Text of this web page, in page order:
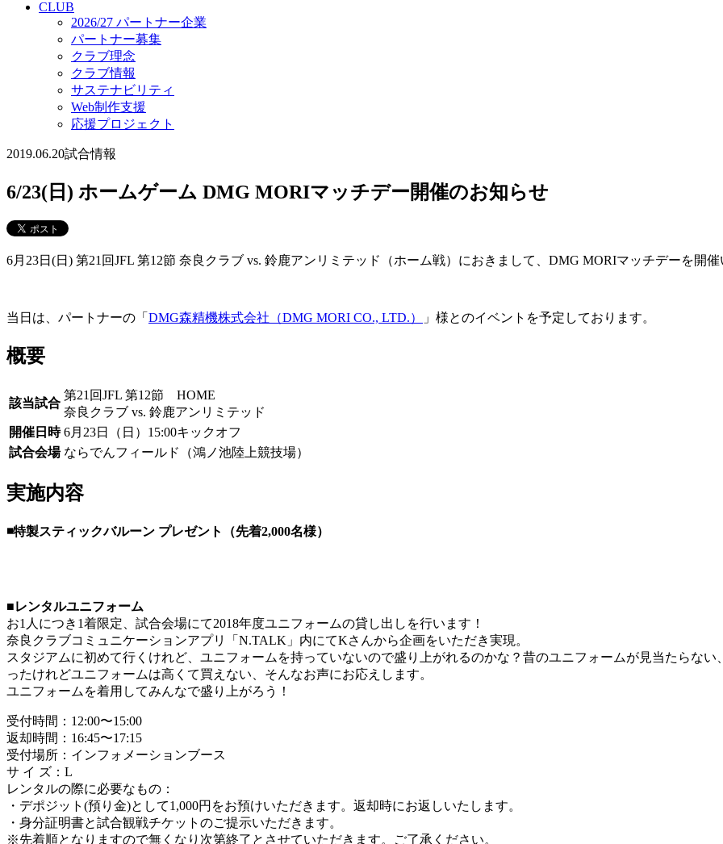
CLUB
2026/27 パートナー企業
パートナー募集
クラブ理念
クラブ情報
サステナビリティ
Web制作支援
応援プロジェクト
2019.06.20試合情報
6/23(日) ホームゲーム DMG MORIマッチデー開催のお知らせ
6月23日(日) 第21回JFL 第12節 奈良クラブ vs. 鈴鹿アンリミテッド（ホーム戦）におきまして、DMG MORIマッチデーを開催
当日は、パートナーの「 DMG森精機株式会社（DMG MORI CO., LTD.） 」様とのイベントを予定しております。
概要
該当試合
第21回JFL 第12節 HOME
奈良クラブ vs. 鈴鹿アンリミテッド
開催日時 6月23日（日）15:00キックオフ
試合会場 ならでんフィールド（鴻ノ池陸上競技場）
実施内容
◾️特製スティックバルーン プレゼント（先着2,000名様）
■レンタルユニフォーム
お1人につき1着限定、試合会場にて2018年度ユニフォームの貸し出しを行います！
奈良クラブコミュニケーションアプリ「N.TALK」内にてKさんから企画をいただき実現。
スタジアムに初めて行くけれど、ユニフォームを持っていないので盛り上がれるのかな？昔のユニフォームが見当たらない
ったけれどユニフォームは高くて買えない、そんなお声にお応えします。
ユニフォームを着用してみんなで盛り上がろう！
受付時間：12:00〜15:00
返却時間：16:45〜17:15
受付場所：インフォメーションブース
サ イ ズ：L
レンタルの際に必要なもの：
・デポジット(預り金)として1,000円をお預けいただきます。返却時にお返しいたします。
・身分証明書と試合観戦チケットのご提示いただきます。
※先着順となりますので無くなり次第終了とさせていただきます。ご了承ください。